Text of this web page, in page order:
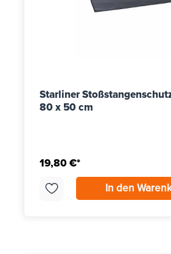
Starliner
80 x 50 cm
19,80 €*
In den